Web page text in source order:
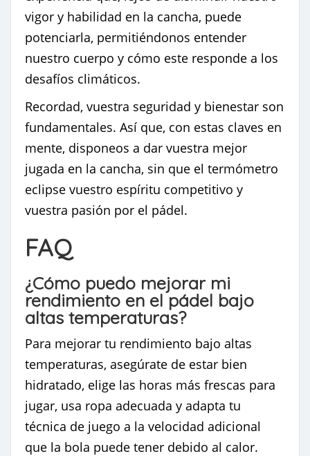
vigor y habilidad en la cancha, puede
potenciarla, permitiéndonos entender
nuestro cuerpo y cómo este responde a los
desafíos climáticos.
Recordad, vuestra seguridad y bienestar son
fundamentales. Así que, con estas claves en
mente, disponeos a dar vuestra mejor
jugada en la cancha, sin que el termómetro
eclipse vuestro espíritu competitivo y
vuestra pasión por el pádel.
FAQ
¿Cómo puedo mejorar mi
rendimiento en el pádel bajo
altas temperaturas?
Para mejorar tu rendimiento bajo altas
temperaturas, asegúrate de estar bien
hidratado, elige las horas más frescas para
jugar, usa ropa adecuada y adapta tu
técnica de juego a la velocidad adicional
que la bola puede tener debido al calor.